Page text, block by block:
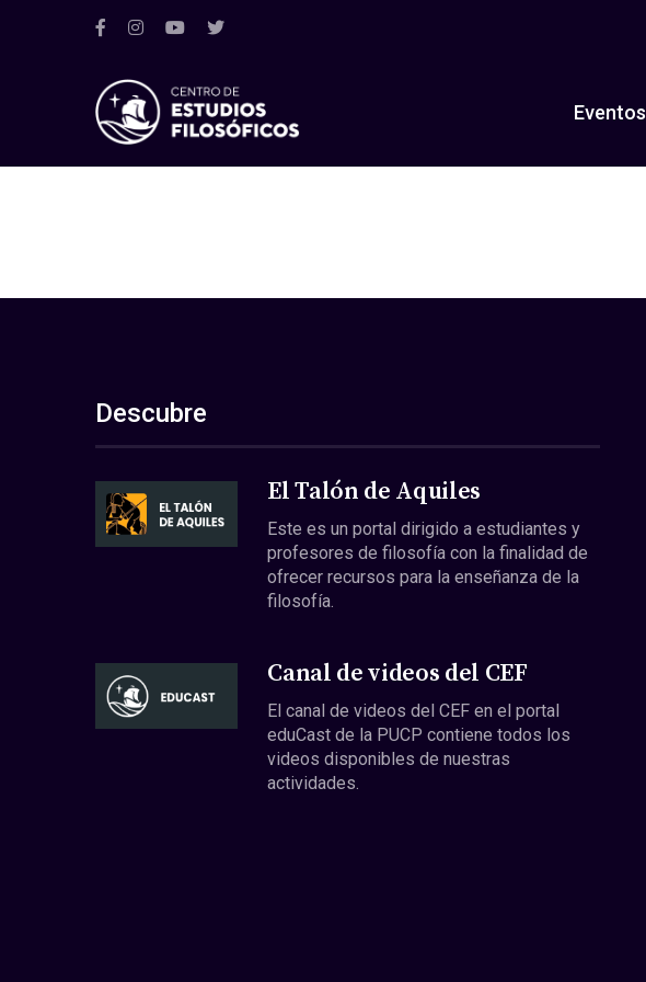
Eventos
Descubre
El Talón de Aquiles
Este es un portal dirigido a estudiantes y
profesores de filosofía con la finalidad de
ofrecer recursos para la enseñanza de la
filosofía.
Canal de videos del CEF
El canal de videos del CEF en el portal
eduCast de la PUCP contiene todos los
videos disponibles de nuestras
actividades.